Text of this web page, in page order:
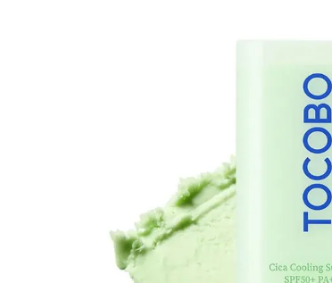
tocobo
tinte
centella